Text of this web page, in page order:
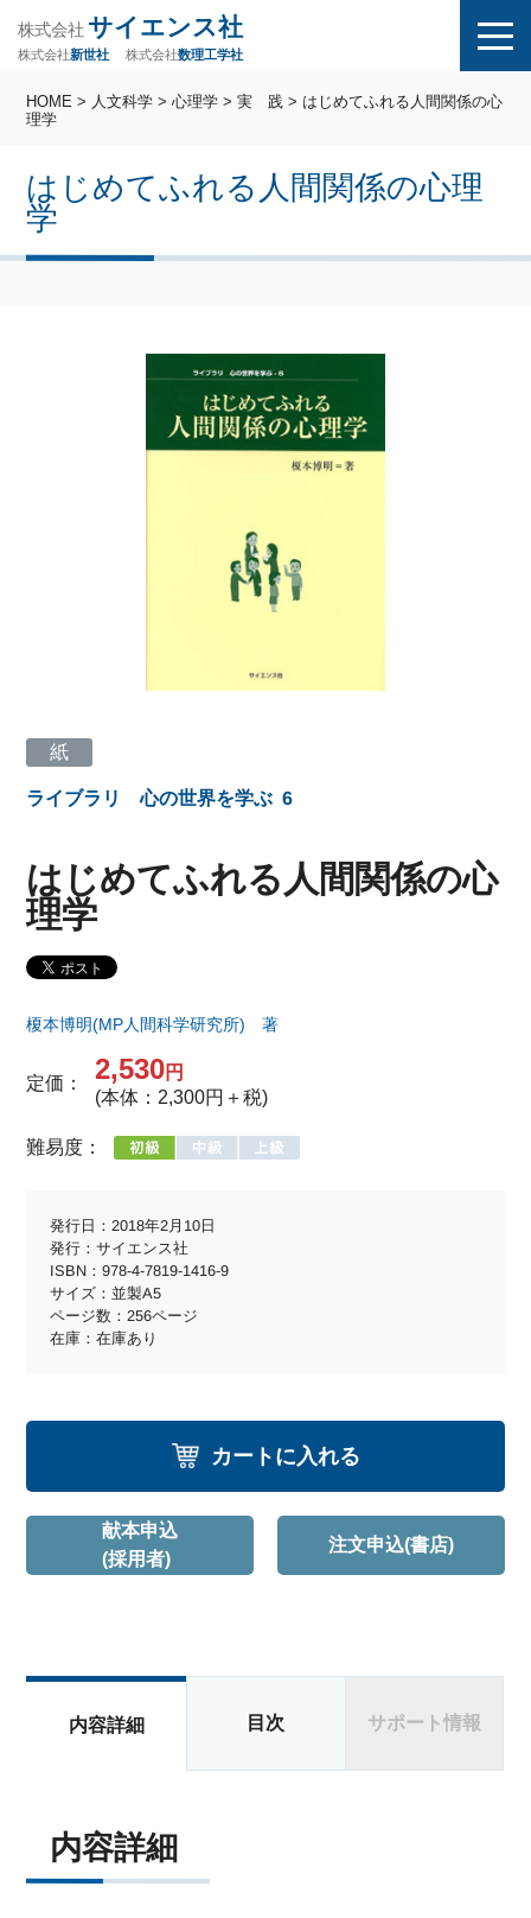
株式会社 サイエンス社
株式会社新世社 株式会社数理工学社
はじめてふれる人間関係の心理
学
HOME > 人文科学 >心理学 >実 践 > はじめてふれる人間関係の心
理学
紙
ライブラリ 心の世界を学ぶ 6
はじめてふれる人間関係の心
理学
榎本博明(MP人間科学研究所) 著
定価： 2,530円
(本体：2,300円＋税)
難易度：
発行日：2018年2月10日
発行：サイエンス社
ISBN：978-4-7819-1416-9
サイズ：並製A5
ページ数：256ページ
在庫：在庫あり
カートに入れる
献本申込
(採用者)
注文申込(書店)
内容詳細 目次 サポート情報
内容詳細